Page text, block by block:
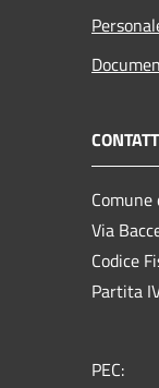
Comune
Via
Codice
Partita
PEC: